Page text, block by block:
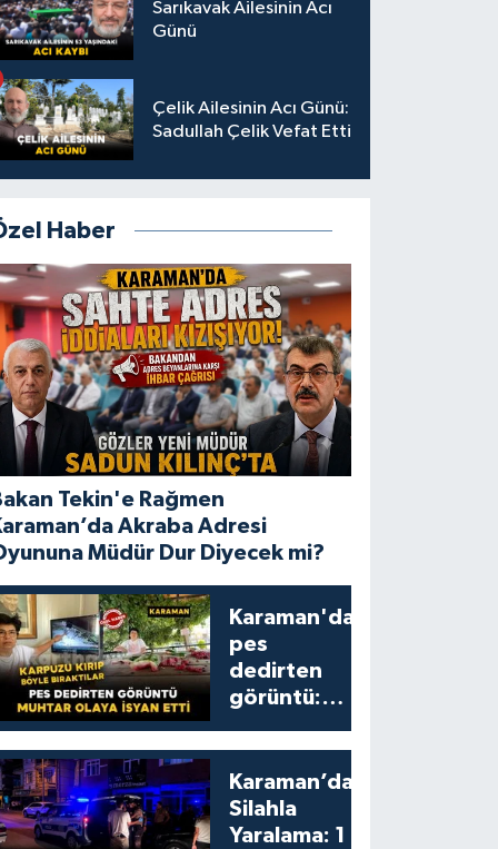
Sarıkavak Ailesinin Acı
Günü
Çelik Ailesinin Acı Günü:
Sadullah Çelik Vefat Etti
Haber
Tekin'e Rağmen
Akraba Adresi
Müdür Dur Diyecek mi?
Karaman'da
pes
dedirten
görüntü:
yumruklayıp
yediler,
artıklarını
kamelyada
Karaman’da
Silahla
Yaralama: 1